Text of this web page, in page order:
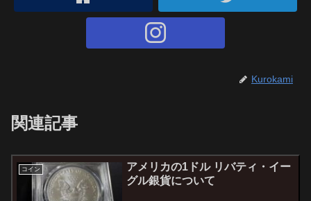
Kurokami
関連記事
コイン
アメリカの1ドル リバティ・イー
グル銀貨について